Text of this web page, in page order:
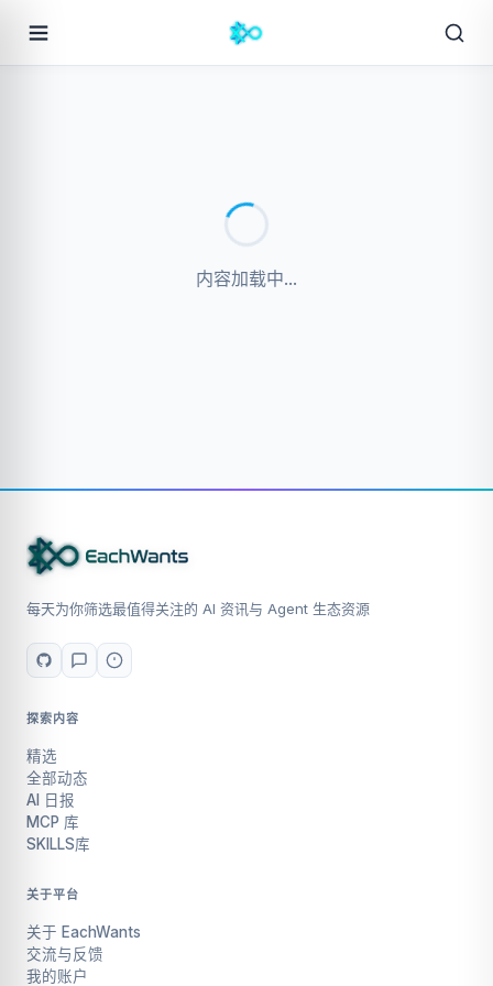
内容加载中...
每天为你筛选最值得关注的 AI 资讯与 Agent 生态资源
探索内容
精选
全部动态
AI 日报
MCP 库
SKILLS库
关于平台
关于 EachWants
交流与反馈
我的账户